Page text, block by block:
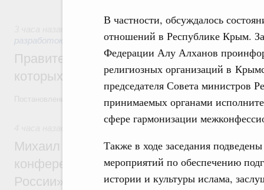
В частности, обсуждалось
отношений в Республике Крым.
Федерации Алу Алханов
религиозных организаций в
председателя Совета министров
принимаемых органами
сфере гармонизации
Также в ходе заседания
мероприятий по обеспечению
истории и культуры ислама,
Государственная политика в сфере научных
разработок
Правительство расширило перечень
которых освобождаются от НДФЛ
Постановление от 5 августа 2026 года №978
Отрасль информационных технологий
Михаил Мишустин дал поручения по
конференции «Цифровая индустрия
России»